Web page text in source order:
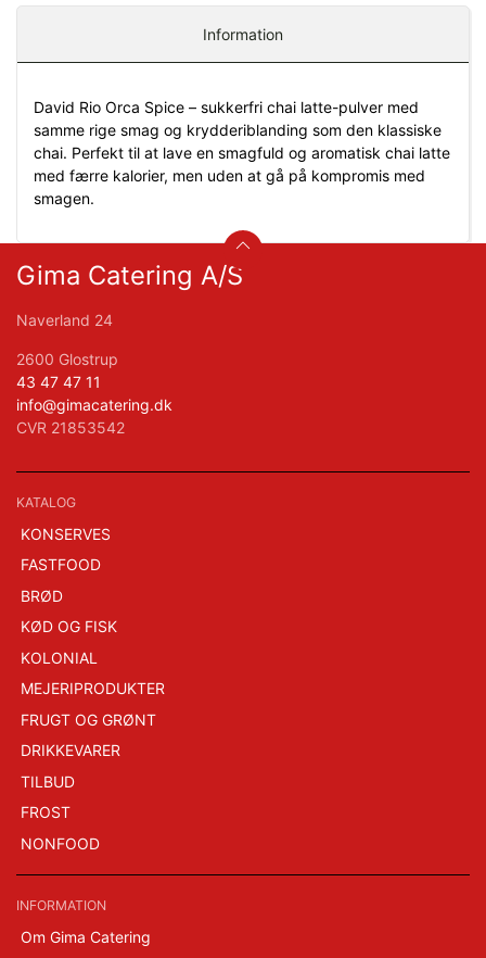
Information
David Rio Orca Spice – sukkerfri chai latte-pulver med
samme rige smag og krydderiblanding som den klassiske
chai. Perfekt til at lave en smagfuld og aromatisk chai latte
med færre kalorier, men uden at gå på kompromis med
smagen.
Gima Catering A/S
Naverland 24
2600 Glostrup
43 47 47 11
info@gimacatering.dk
CVR 21853542
KATALOG
KONSERVES
FASTFOOD
BRØD
KØD OG FISK
KOLONIAL
MEJERIPRODUKTER
FRUGT OG GRØNT
DRIKKEVARER
TILBUD
FROST
NONFOOD
INFORMATION
Om Gima Catering